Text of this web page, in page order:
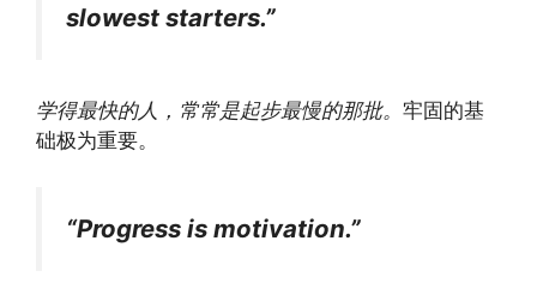
slowest starters.”
学得最快的人，常常是起步最慢的那批。 牢固的基
础极为重要。
“Progress is motivation.”